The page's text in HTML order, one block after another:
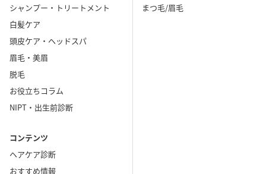
シャンプー・トリートメント
白髪ケア
頭皮ケア・ヘッドスパ
眉毛・美眉
脱毛
お役立ちコラム
NIPT・出生前診断
コンテンツ
ヘアケア診断
おすすめ情報
まつ毛/眉毛